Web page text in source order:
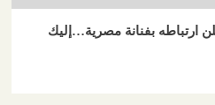
ارتباطه بفنانة مصرية…إليك